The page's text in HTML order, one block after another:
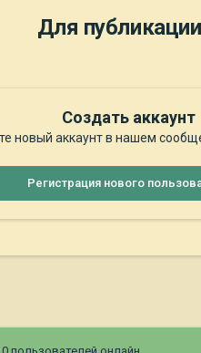
Для
Создать аккаунт
новый аккаунт в нашем
Регистрация нового